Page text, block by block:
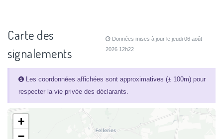
Carte des
signalements
Données mises à jour le jeudi 06 août
2026 12h22
Les coordonnées affichées sont approximatives (± 100m) pour
respecter la vie privée des déclarants.
+
−